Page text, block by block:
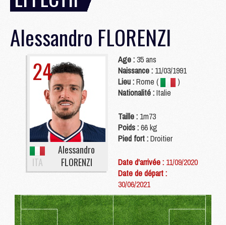
Alessandro FLORENZI
24
ITA
Alessandro
FLORENZI
Age :35 ans
Naissance : 11/03/1991
Lieu :Rome (
)
Nationalité :Italie
Taille : 1m73
Poids :66 kg
Pied fort :Droitier
Date d'arrivée : 11/09/2020
Date de départ :
30/06/2021